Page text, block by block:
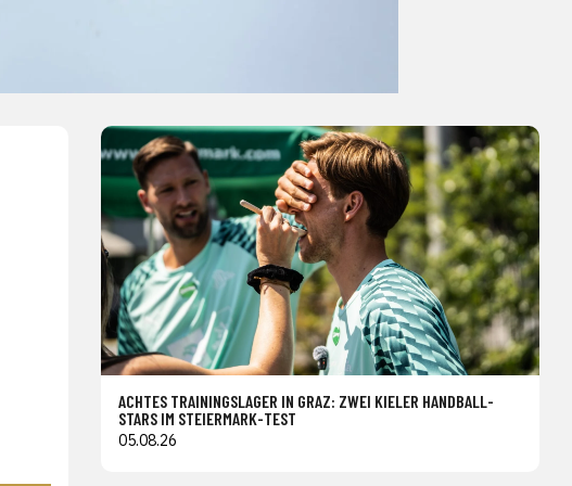
ACHTES TRAININGSLAGER IN GRAZ: ZWEI KIELER HANDBALL-
STARS IM STEIERMARK-TEST
05.08.26